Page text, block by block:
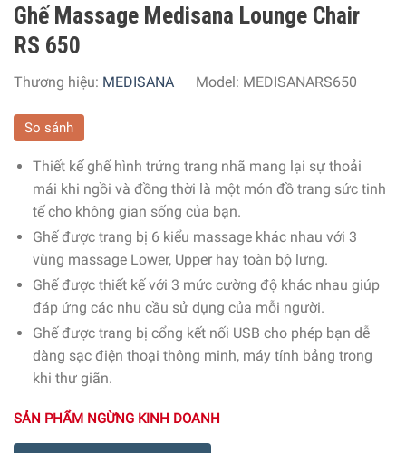
Ghế Massage Medisana Lounge Chair
RS 650
Thương hiệu: MEDISANA Model: MEDISANARS650
So sánh
Thiết kế ghế hình trứng trang nhã mang lại sự thoải
mái khi ngồi và đồng thời là một món đồ trang sức tinh
tế cho không gian sống của bạn.
Ghế được trang bị 6 kiểu massage khác nhau với 3
vùng massage Lower, Upper hay toàn bộ lưng.
Ghế được thiết kế với 3 mức cường độ khác nhau giúp
đáp ứng các nhu cầu sử dụng của mỗi người.
Ghế được trang bị cổng kết nối USB cho phép bạn dễ
dàng sạc điện thoại thông minh, máy tính bảng trong
khi thư giãn.
SẢN PHẨM NGỪNG KINH DOANH